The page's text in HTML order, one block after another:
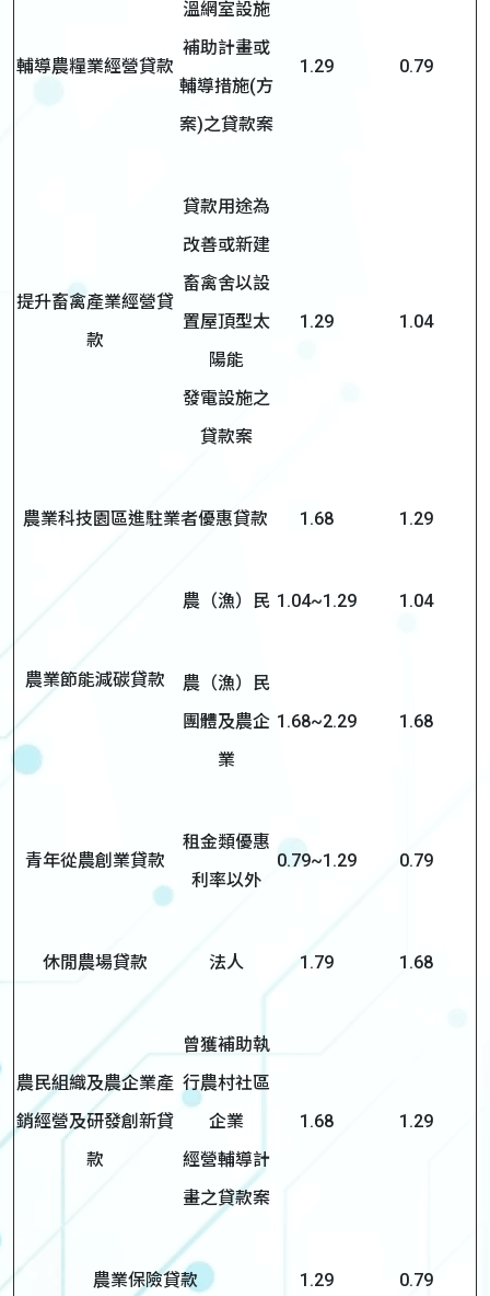
輔導農糧業經營貸款
溫網室設施
補助計畫或
輔導措施(方
案)之貸款案
1.29 0.79
提升畜禽產業經營貸
款
貸款用途為
改善或新建
畜禽舍以設
置屋頂型太
陽能
發電設施之
貸款案
1.29 1.04
農業科技園區進駐業者優惠貸款 1.68 1.29
農業節能減碳貸款
農（漁）民 1.04~1.29 1.04
農（漁）民
團體及農企
業
1.68~2.29 1.68
青年從農創業貸款
租金類優惠
利率以外
0.79~1.29 0.79
休閒農場貸款 法人 1.79 1.68
農民組織及農企業產
銷經營及研發創新貸
款
曾獲補助執
行農村社區
企業
經營輔導計
畫之貸款案
1.68 1.29
農業保險貸款 1.29 0.79